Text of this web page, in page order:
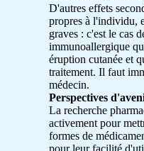
D'autres effets
propres à l'individu,
graves : c'est le cas
immunoallergique
éruption cutanée et
traitement. Il faut
médecin.
Perspectives
La recherche
activement pour
formes de
pour leur facilité